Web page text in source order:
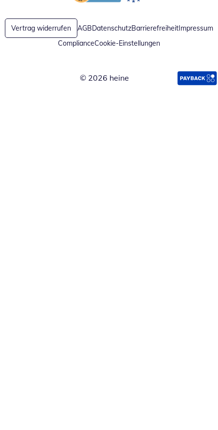
Öffnet in neuem FensterÖffnet in neuem Fenster
Vertrag widerrufen AGBDatenschutzBarrierefreiheitImpressum
ComplianceCookie-Einstellungen
© 2026 heine